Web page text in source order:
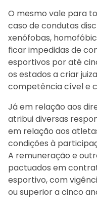
O mesmo vale para
caso de condutas
xenófobas,
ficar impedidas de
esportivos por até
os estados a criar
competência cível e
Já em relação aos
atribui diversas
em relação aos
condições à
A remuneração e
pactuados em
esportivo, com
ou superior a cinco